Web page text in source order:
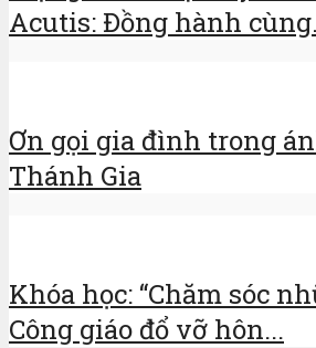
Acutis: Đồng hành
Ơn gọi gia đình trong
Thánh Gia
Khóa học: “Chăm sóc
Công giáo đổ vỡ hôn...